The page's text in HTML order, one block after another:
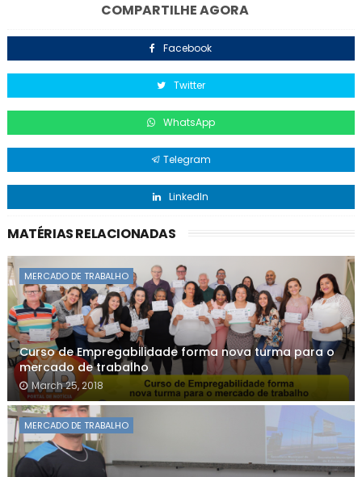
COMPARTILHE AGORA
Facebook
Twitter
WhatsApp
Telegram
LinkedIn
MATÉRIAS RELACIONADAS
MERCADO DE TRABALHO
Curso de Empregabilidade forma nova turma para o
mercado de trabalho
March 25, 2018
MERCADO DE TRABALHO